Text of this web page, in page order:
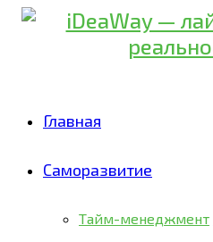
Главная
Саморазвитие
Тайм-менеджмент